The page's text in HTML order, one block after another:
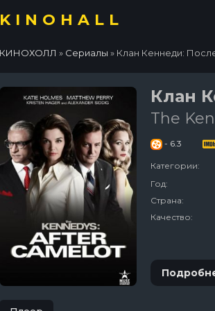
KINOHALL
КИНОХОЛЛ » Сериалы » Клан Кеннеди:
Клан
The
- 6.3
Категории:
Год:
Страна:
Качество: